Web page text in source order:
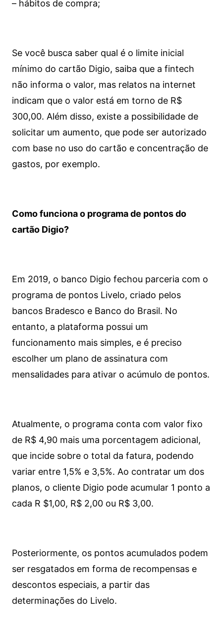
– hábitos de compra;
Se você busca saber qual é o limite inicial
mínimo do cartão Digio, saiba que a fintech
não informa o valor, mas relatos na internet
indicam que o valor está em torno de R$
300,00. Além disso, existe a possibilidade de
solicitar um aumento, que pode ser autorizado
com base no uso do cartão e concentração de
gastos, por exemplo.
Como funciona o programa de pontos do
cartão Digio?
Em 2019, o banco Digio fechou parceria com o
programa de pontos Livelo, criado pelos
bancos Bradesco e Banco do Brasil. No
entanto, a plataforma possui um
funcionamento mais simples, e é preciso
escolher um plano de assinatura com
mensalidades para ativar o acúmulo de pontos.
Atualmente, o programa conta com valor fixo
de R$ 4,90 mais uma porcentagem adicional,
que incide sobre o total da fatura, podendo
variar entre 1,5% e 3,5%. Ao contratar um dos
planos, o cliente Digio pode acumular 1 ponto a
cada R $1,00, R$ 2,00 ou R$ 3,00.
Posteriormente, os pontos acumulados podem
ser resgatados em forma de recompensas e
descontos especiais, a partir das
determinações do Livelo.